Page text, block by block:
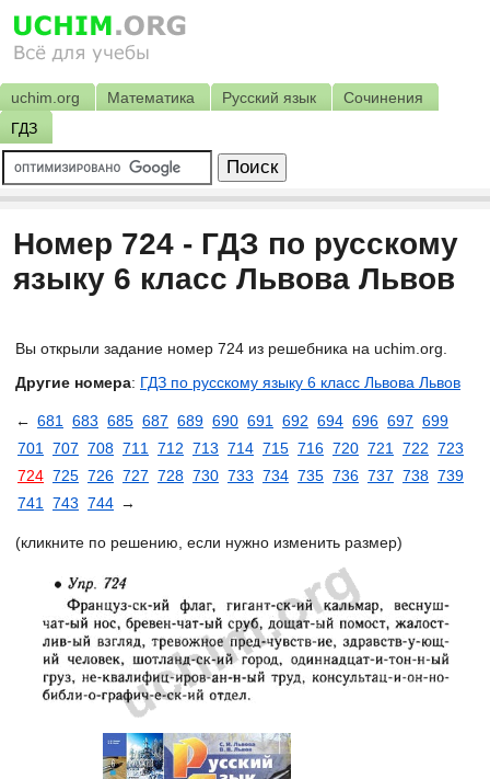
uchim.org Математика Русский язык
Сочинения
ГДЗ
Номер 724 - ГДЗ по русскому
языку 6 класс Львова Львов
Вы открыли задание номер 724 из решебника на uchim.org.
Другие номера: ГДЗ по русскому языку 6 класс Львова Львов
← 681 683 685 687 689 690 691 692 694 696 697 699
701
707 708 711 712 713 714 715 716 720 721 722 723
724 725 726 727 728 730 733 734 735 736 737 738 739
741
743 744 →
(кликните по решению, если нужно изменить размер)